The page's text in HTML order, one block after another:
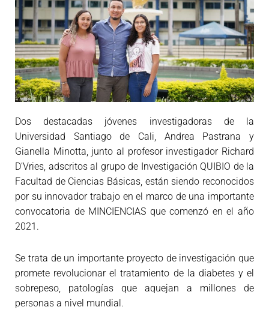
Dos destacadas jóvenes investigadoras de la
Universidad Santiago de Cali, Andrea Pastrana y
Gianella Minotta, junto al profesor investigador Richard
D’Vries, adscritos al grupo de Investigación QUIBIO de la
Facultad de Ciencias Básicas, están siendo reconocidos
por su innovador trabajo en el marco de una importante
convocatoria de MINCIENCIAS que comenzó en el año
2021.
Se trata de un importante proyecto de investigación que
promete revolucionar el tratamiento de la diabetes y el
sobrepeso, patologías que aquejan a millones de
personas a nivel mundial.